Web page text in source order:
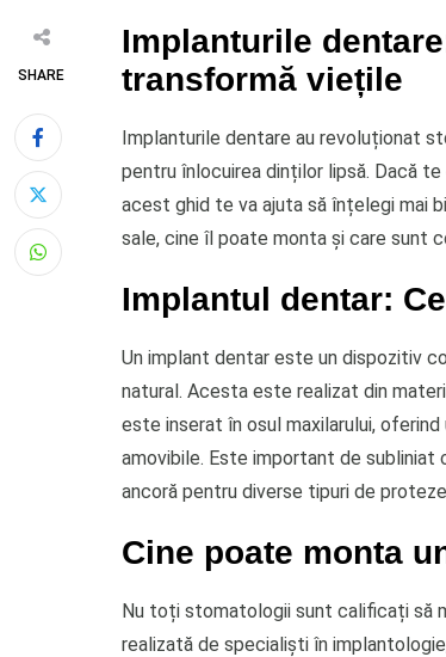
SHARE
Whatsapp
Implanturile
transformă viețile
Implanturile dentare au revoluționat
pentru înlocuirea dinților lipsă. Dacă
acest ghid te va ajuta să înțelegi mai
sale, cine îl poate monta și care sunt
Implantul dentar:
Un implant dentar este un dispozitiv
natural. Acesta este realizat din
este inserat în osul maxilarului,
amovibile. Este important de subliniat
ancoră pentru diverse tipuri de
Cine poate monta
Nu toți stomatologii sunt calificați să
realizată de specialiști în